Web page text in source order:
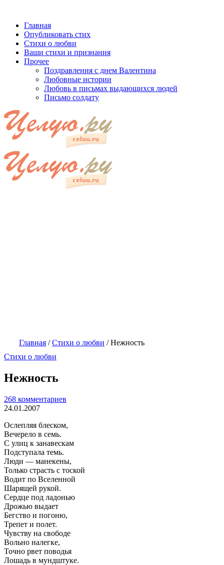
Главная
Опубликовать стих
Стихи о любви
Ваши стихи и признания
Прочее
Поздравления с днем Валентина
Любовные истории
Любовь в письмах выдающихся людей
Письмо солдату
Главная /Стихи о любви /Нежность
Стихи о любви
Нежность
268 комментариев
24.01.2007
Ослепляя блеском,
Вечерело в семь.
С улиц к занавескам
Подступала темь.
Люди — манекены,
Только страсть с тоской
Водит по Вселенной
Шарящей рукой.
Сердце под ладонью
Дрожью выдает
Бегство и погоню,
Трепет и полет.
Чувству на свободе
Вольно налегке,
Точно рвет поводья
Лошадь в мундштуке.